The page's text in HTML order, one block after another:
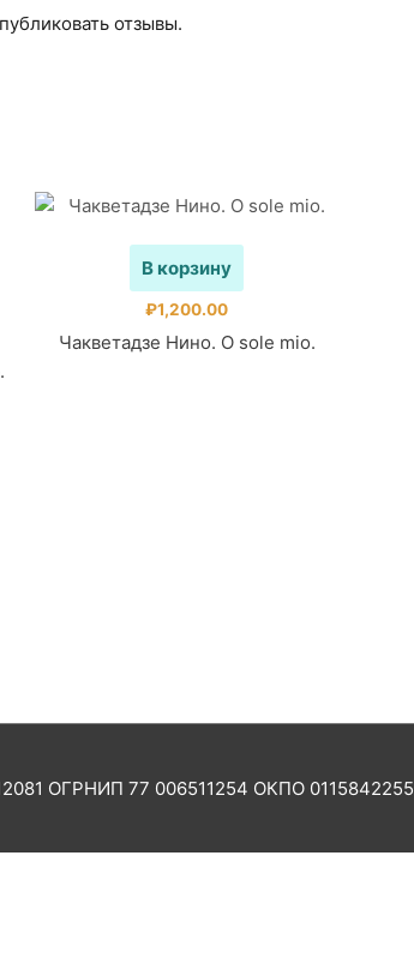
отзывы.
В корзину
₽1,200.00
Чакветадзе Нино. O sole mio.
ОГРНИП 77 006511254 ОКПО 0115842255